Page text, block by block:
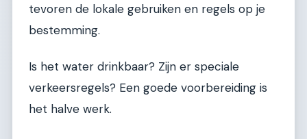
tevoren de lokale gebruiken en regels op je
bestemming.
Is het water drinkbaar? Zijn er speciale
verkeersregels? Een goede voorbereiding is
het halve werk.